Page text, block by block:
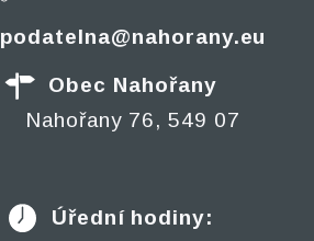
podatelna@nahorany.eu
Obec Nahořany
Nahořany 76, 549 07
Úřední hodiny: